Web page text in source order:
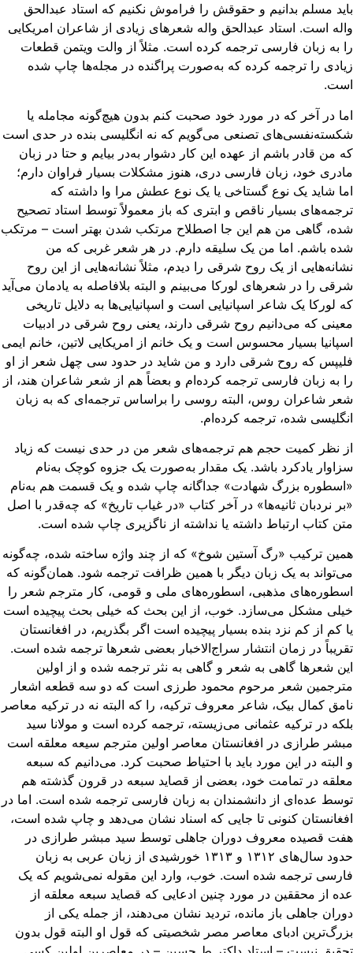
مسلم بدانیم و حقوقش را فراموش نکنیم که استاد عبدالحق
است. استاد عبدالحق واله شعرهای زیادی از شاعران امریکایی
به‌ زبان فارسی ترجمه کرده است. مثلاً از والت ویتمن قطعات
را ترجمه کرده که به‌صورت پراگنده در مجله‌ها چاپ شده
در آخر که در مورد خود صحبت کنم بدون هیچ‌گونه مجامله یا
تصنعی می‌گویم که نه انگلیسی بنده در حدی است
من قادر باشم از عهده این کار دشوار به‌در بیایم و حتا در زبان
خود، زبان فارسی دری، هنوز مشکلات بسیار فراوان دارم؛
شاید یک نوع گستاخی یا یک نوع عطش مرا وا داشته که
بسیار ناقص و ابتری که باز معمولاً توسط استاد تصحیح
گاهی من هم این جا اصطلاح مرتکب شدن بهتر است – مرتکب
باشم. اما من یک سلیقه دارم. در هر شعر غربی که من
از یک روح شرقی را دیدم، مثلاً نشانه‌هایی از این روح
را در شعرهای لورکا می‌بینم و البته بلافاصله به‌ یادمان می‌آید
لورکا یک شاعر اسپانیایی است و اسپانیایی‌ها به دلایل تاریخی
که می‌دانیم روح شرقی دارند، یعنی روح شرقی در ادبیات
بسیار محسوس است و یک خانم از امریکایی لاتین، خانم ایمی
که روح شرقی دارد و من شاید در حدود سی چهل شعر از او
به زبان فارسی ترجمه کرده‌ام و بعضاً هم از شعر شاعران هند،‌ از
شاعران روس، البته روسی را براساس ترجمه‌ای که به زبان
شده،‌ ترجمه کرده‌ام.
نظر کمیت حجم هم ترجمه‌های شعر من در حدی نیست که زیاد
یادکرد باشد. یک مقدار به‌صورت یک جزوه کوچک به‌نام
بزرگ شهادت» جداگانه چاپ شده و یک قسمت هم به‌نام
نردبان ثانیه‌ها» در آخر کتاب «در غیاب تاریخ» که چه‌قدر با اصل
کتاب ارتباط داشته یا نداشته از ناگزیری چاپ شده است.
ترکیب «رگ آستین شوخ» که از چند واژه ساخته شده، چه‌گونه
به یک زبان دیگر با همین ظرافت ترجمه شود. همان‌گونه که
مذهبی، اسطوره‌های ملی و قومی، کار مترجم شعر را
مشکل می‌سازد. خوب‌، از این بحث که خیلی بحث پیچیده است
کم از کم نزد بنده بسیار پیچیده است اگر بگذریم، در افغانستان
در زمان انتشار سراج‌الاخبار بعضی شعرها ترجمه شده است.
شعرها گاهی به شعر و گاهی به نثر ترجمه شده و از اولین
شعر مرحوم محمود طرزی است که دو سه قطعه اشعار
کمال بیک، شاعر معروف ترکیه، را که البته نه در ترکیه معاصر
در ترکیه عثمانی می‌زیسته، ترجمه کرده است و مولانا سید
طرازی در افغانستان معاصر اولین مترجم سیعه معلقه است
البته در این مورد باید با احتیاط صحبت کرد. می‌دانیم که سبعه
در تمامت خود، بعضی از قصاید سبعه در قرون گذشته هم
عده‌ای از دانشمندان به زبان فارسی ترجمه شده است. اما در
کنونی تا جایی که اسناد نشان می‌دهد و چاپ شده است،
قصیده معروف دوران جاهلی توسط سید مبشر طرازی در
حدود سال‌های ۱۳۱۲ و ۱۳۱۳ خورشیدی از زبان عربی به زبان
ترجمه شده است. خوب، وارد این مقوله نمی‌شویم که یک
از محققین در مورد چنین ادعایی که قصاید سبعه معلقه از
جاهلی باز مانده، تردید نشان می‌دهند، از جمله یکی از
ادبای معاصر مصر شخصیتی که قول او البته قول بدون